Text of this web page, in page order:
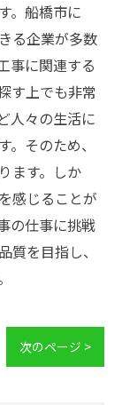
。船橋市に
る企業が多数
事に関連する
す上でも非常
人々の生活に
そのため、
ます。しか
感じることが
の仕事に挑戦
質を目指し、
次のページ >